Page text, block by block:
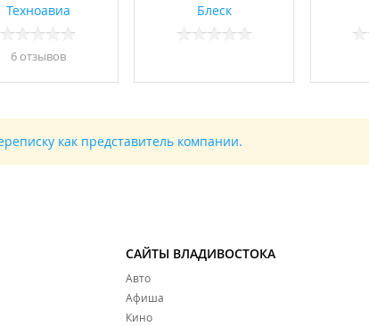
Техноавиа
6 отзывов
Блеск
как представитель компании.
САЙТЫ ВЛАДИВОСТОКА
Авто
Афиша
Кино